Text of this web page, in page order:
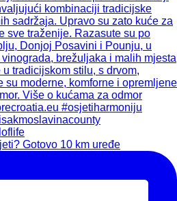
Gotovo 10 km uređe